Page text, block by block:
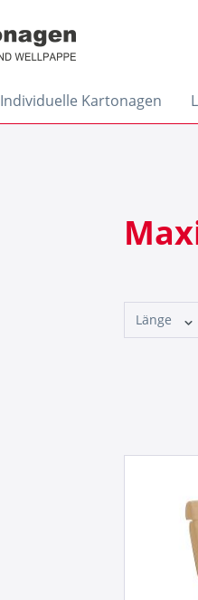
Individuelle Kartonagen
Länge